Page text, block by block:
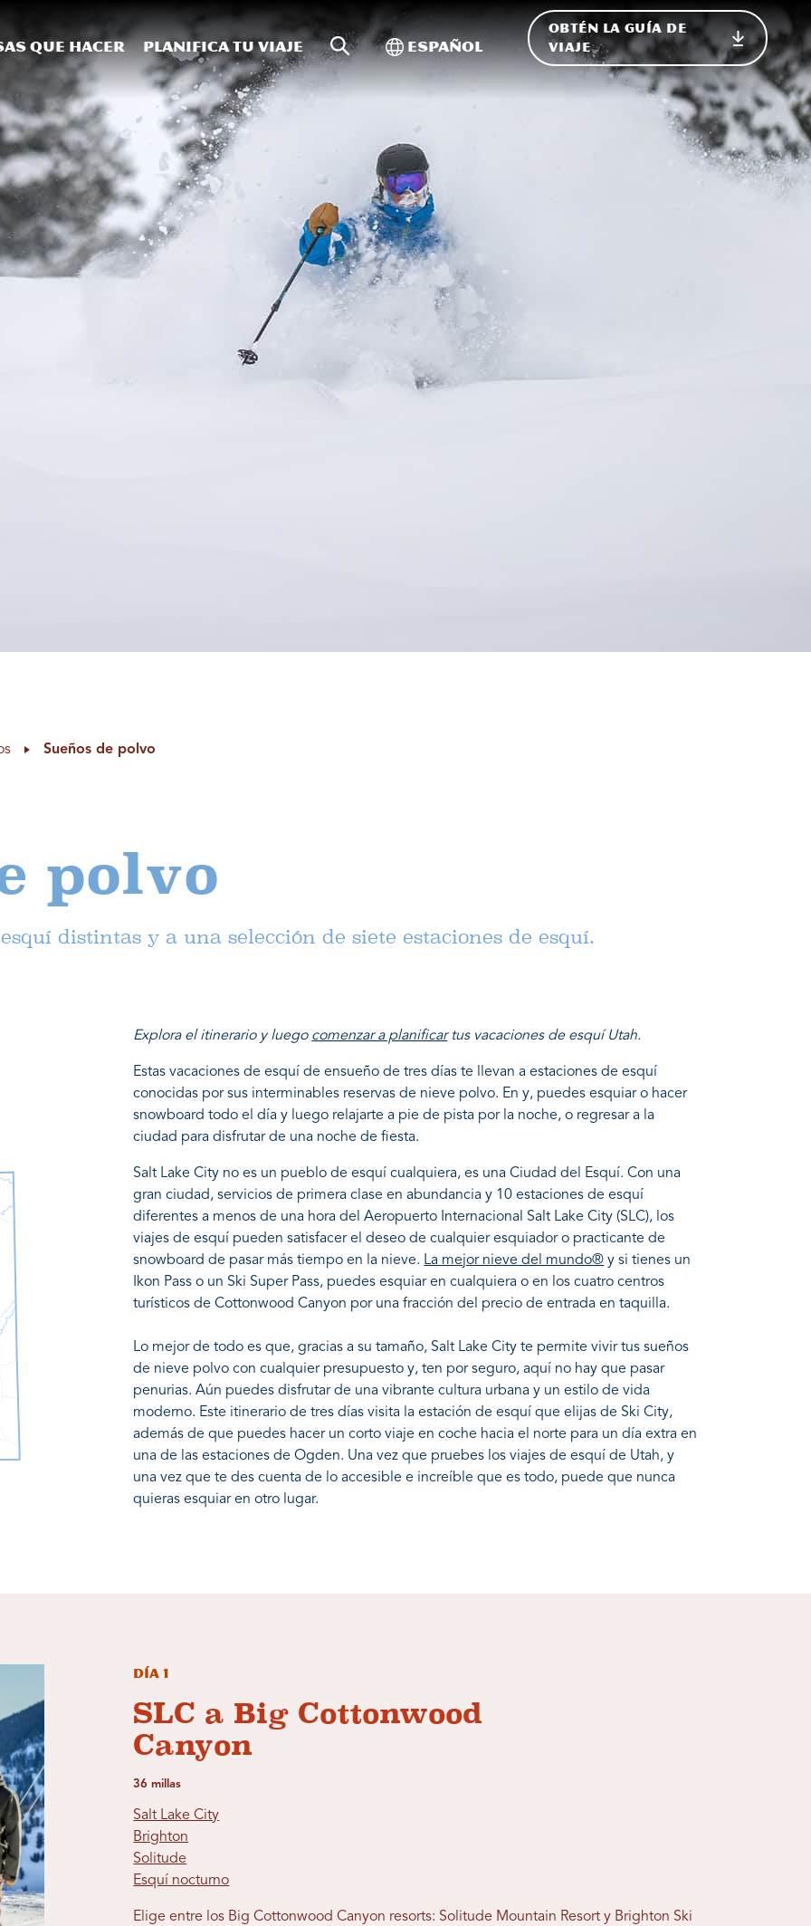
que hacer Planifica tu viaje Búsqueda en el sitio
Alternar Internacional
Español
OBTÉN LA GUÍA DE
VIAJE
Sueños de polvo
polvo
distintas y a una selección de siete estaciones de esquí.
Explora el itinerario y luego comenzar a planificartus vacaciones de esquí Utah.
Estas vacaciones de esquí de ensueño de tres días te llevan a estaciones de esquí
conocidas por sus interminables reservas de nieve polvo. En y, puedes esquiar o hacer
snowboard todo el día y luego relajarte a pie de pista por la noche, o regresar a la
ciudad para disfrutar de una noche de fiesta.
Salt Lake City no es un pueblo de esquí cualquiera, es una Ciudad del Esquí. Con una
gran ciudad, servicios de primera clase en abundancia y 10 estaciones de esquí
diferentes a menos de una hora del Aeropuerto Internacional Salt Lake City (SLC), los
viajes de esquí pueden satisfacer el deseo de cualquier esquiador o practicante de
snowboard de pasar más tiempo en la nieve. La mejor nieve del mundo® y si tienes un
Ikon Pass o un Ski Super Pass, puedes esquiar en cualquiera o en los cuatro centros
turísticos de Cottonwood Canyon por una fracción del precio de entrada en taquilla.
Lo mejor de todo es que, gracias a su tamaño, Salt Lake City te permite vivir tus sueños
de nieve polvo con cualquier presupuesto y, ten por seguro, aquí no hay que pasar
penurias. Aún puedes disfrutar de una vibrante cultura urbana y un estilo de vida
moderno. Este itinerario de tres días visita la estación de esquí que elijas de Ski City,
además de que puedes hacer un corto viaje en coche hacia el norte para un día extra en
una de las estaciones de Ogden. Una vez que pruebes los viajes de esquí de Utah, y
una vez que te des cuenta de lo accesible e increíble que es todo, puede que nunca
quieras esquiar en otro lugar.
Día 1
SLC a Big Cottonwood
Canyon
36 millas
Salt Lake City
Brighton
Solitude
Esquí nocturno
Elige entre los Big Cottonwood Canyon resorts: Solitude Mountain Resort y Brighton Ski